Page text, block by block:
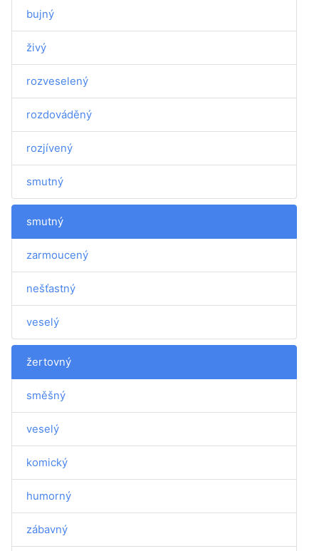
bujný
živý
rozveselený
rozdováděný
rozjívený
smutný
smutný
zarmoucený
nešťastný
veselý
žertovný
směšný
veselý
komický
humorný
zábavný